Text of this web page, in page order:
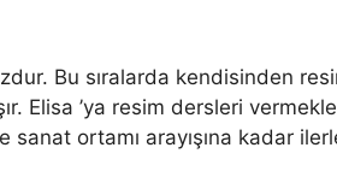
Bu sıralarda kendisinden
Elisa ’ya resim dersleri
ortamı arayışına kadar